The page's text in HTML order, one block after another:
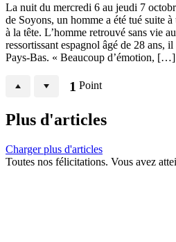
La nuit du mercredi 6 au jeudi 7
de Soyons, un homme a été tué suite
à la tête. L’homme retrouvé sans vie
ressortissant espagnol âgé de 28 ans,
Pays-Bas. « Beaucoup d’émotion, […]
1 Point
Plus d'articles
Charger plus d'articles
Toutes nos félicitations. Vous avez